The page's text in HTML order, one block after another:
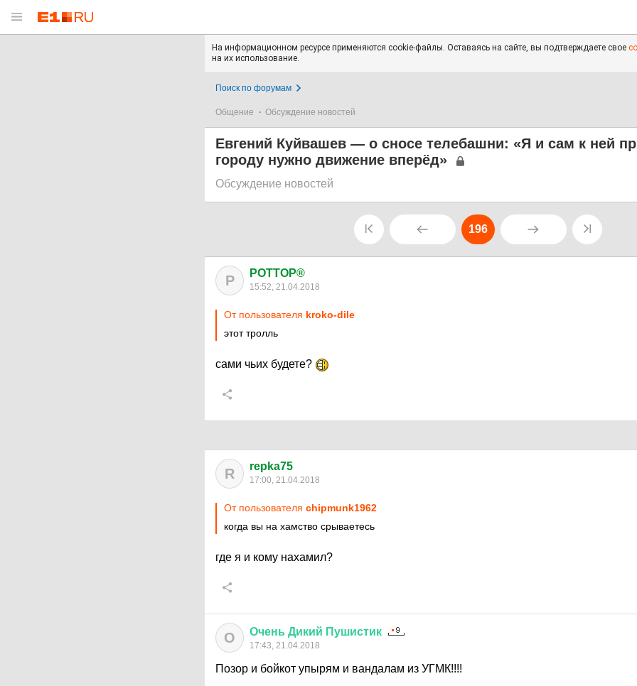
На информационном ресурсе применяются cookie-файлы. Оставаясь на сайте, вы подтверждаете свое
на их использование.
Поиск по форумам
Общение Обсуждение новостей
Евгений Куйвашев — о сносе телебашни: «Я и сам к ней
городу нужно движение вперёд»
Обсуждение новостей
196
P POTTOP®
15:52, 21.04.2018
От пользователя kroko-dile
этот тролль
сами чьих будете?
R repka75
17:00, 21.04.2018
От пользователя chipmunk1962
когда вы на хамство срываетесь
где я и кому нахамил?
О Очень Дикий Пушистик
17:43, 21.04.2018
Позор и бойкот упырям и вандалам из УГМК!!!!